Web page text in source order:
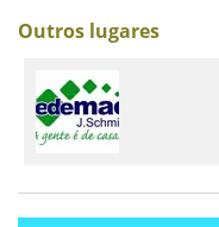
Outros lugares